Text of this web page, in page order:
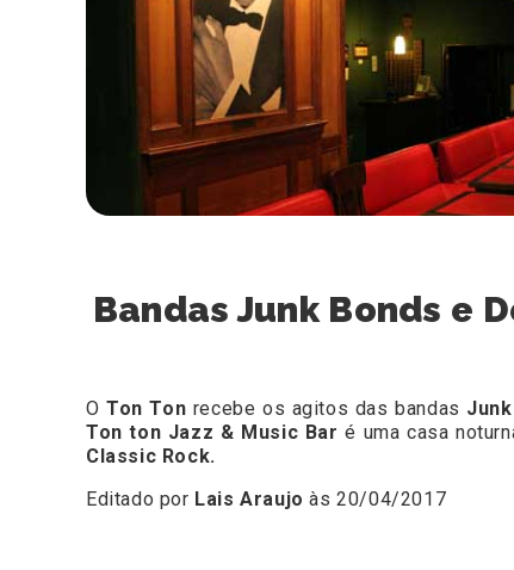
Bandas Junk Bonds e
OTon Ton recebe os agitos das bandas
Ton ton Jazz & Music Baré uma casa
Classic Rock.
Editado por Lais Araujo às 20/04/2017